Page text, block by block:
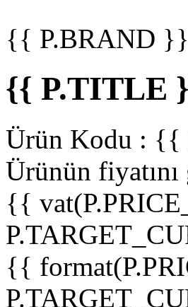
{{ P.BRAND }}
{{ P.TITLE
Ürün Kodu : {{
Ürünün
{{
{{